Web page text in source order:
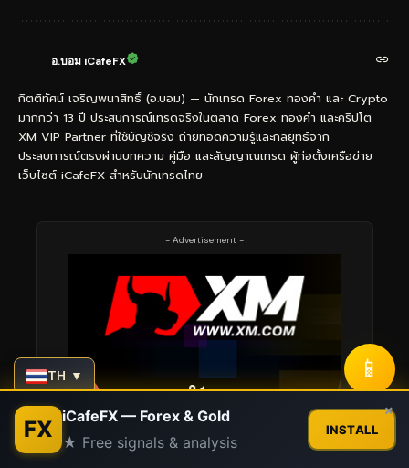
อ.บอม iCafeFX
กิตติทัศน์ เจริญพนาสิทธิ์ (อ.บอม) — นักเทรด Forex ทองคำ และ Crypto
มากกว่า 13 ปี ประสบการณ์เทรดจริงในตลาด Forex ทองคำ และคริปโต
XM VIP Partner ที่ใช้บัญชีจริง ถ่ายทอดความรู้และกลยุทธ์จาก
ประสบการณ์ตรงผ่านบทความ คู่มือ และสัญญาณเทรด ผู้ก่อตั้งเครือข่าย
เว็บไซต์ iCafeFX สำหรับนักเทรดไทย
- Advertisement -
TH ▼ 📱
FX iCafeFX — Forex & Gold
★ Free signals & analysis
INSTALL
×
Contact us
Open